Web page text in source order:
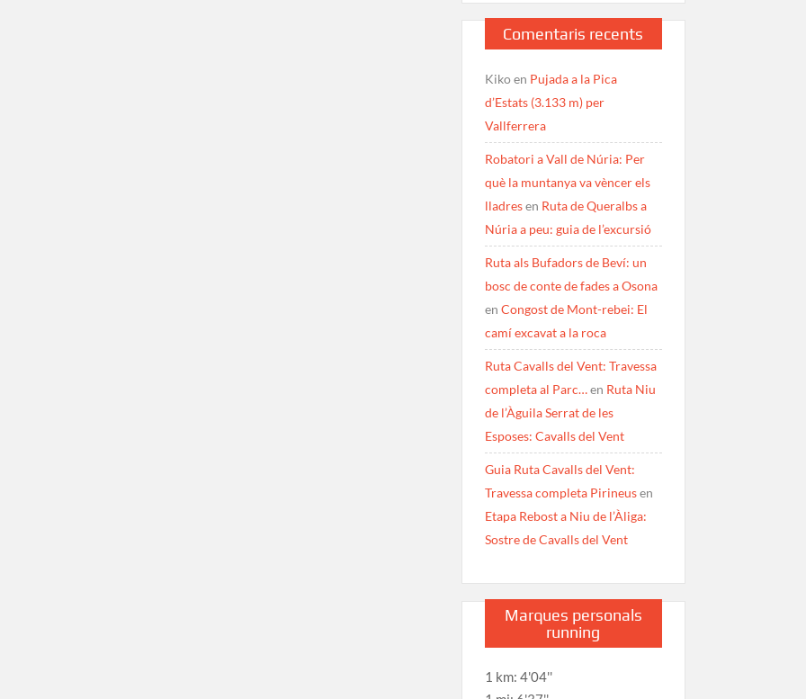
Comentaris recents
Kikoen Pujada a la Pica
d’Estats (3.133 m) per
Vallferrera
Robatori a Vall de Núria: Per
què la muntanya va vèncer els
lladresen Ruta de Queralbs a
Núria a peu: guia de l’excursió
Ruta als Bufadors de Beví: un
bosc de conte de fades a Osona
en Congost de Mont-rebei: El
camí excavat a la roca
Ruta Cavalls del Vent: Travessa
completa al Parc…en Ruta Niu
de l’Àguila Serrat de les
Esposes: Cavalls del Vent
Guia Ruta Cavalls del Vent:
Travessa completa Pirineusen
Etapa Rebost a Niu de l’Àliga:
Sostre de Cavalls del Vent
Marques personals
running
1 km: 4'04''